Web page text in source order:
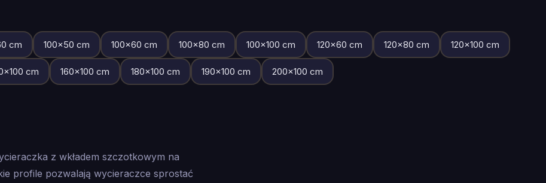
cm 100×50 cm 100×60 cm 100×80 cm 100×100 cm 120×60 cm 120×80 cm 120×100 cm
×100 cm 160×100 cm 180×100 cm 190×100 cm 200×100 cm
z wkładem szczotkowym na
profile pozwalają wycieraczce sprostać